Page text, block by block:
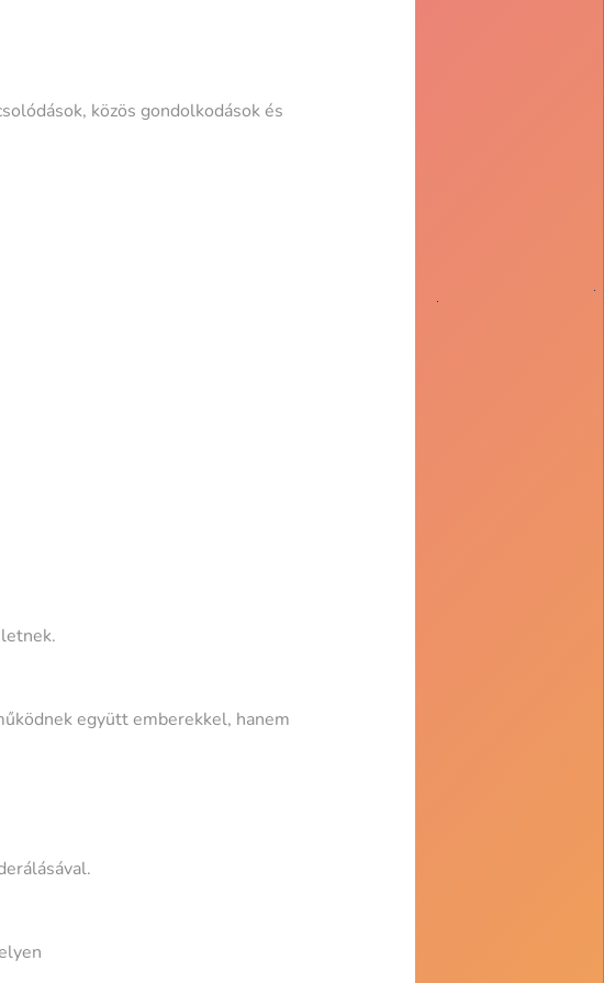
közös gondolkodások és
együtt emberekkel, hanem